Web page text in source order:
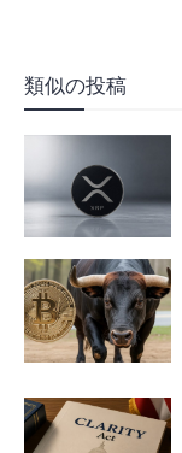
類似の投稿